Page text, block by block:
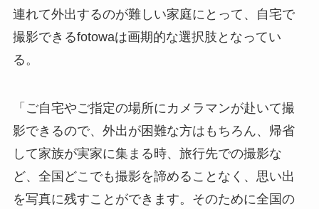
連れて外出するのが難しい家庭にとって、自宅で
撮影できるfotowaは画期的な選択肢となってい
る。
「ご自宅やご指定の場所にカメラマンが赴いて撮
影できるので、外出が困難な方はもちろん、帰省
して家族が実家に集まる時、旅行先での撮影な
ど、全国どこでも撮影を諦めることなく、思い出
を写真に残すことができます。そのために全国の